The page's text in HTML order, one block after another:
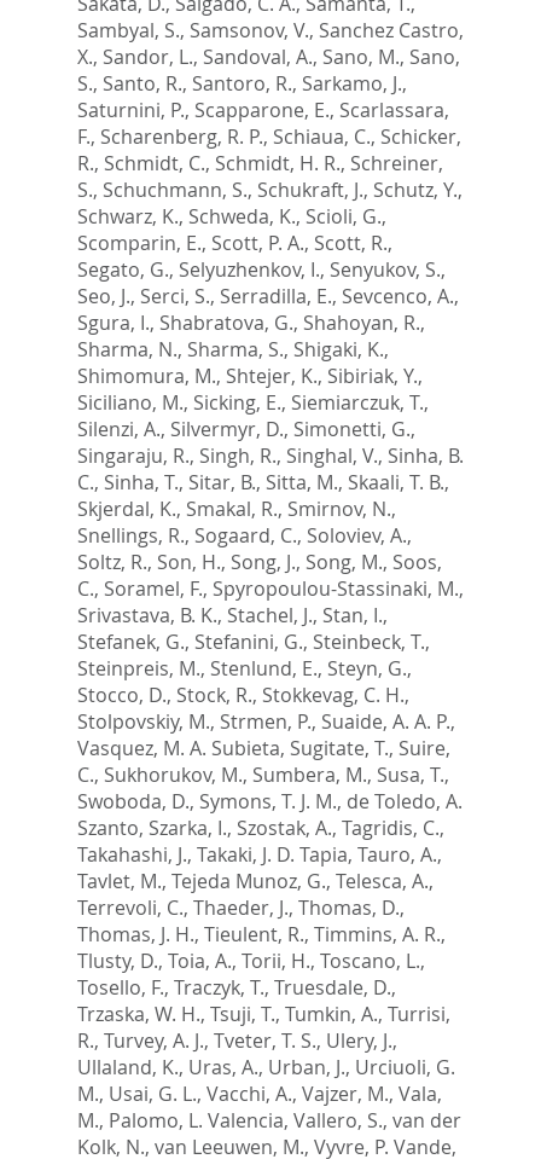
Sambyal, S., Samsonov, V., Sanchez Castro,
X., Sandor, L., Sandoval, A., Sano, M., Sano,
S., Santo, R., Santoro, R., Sarkamo, J.,
Saturnini, P., Scapparone, E., Scarlassara,
F., Scharenberg, R. P., Schiaua, C., Schicker,
R., Schmidt, C., Schmidt, H. R., Schreiner,
S., Schuchmann, S., Schukraft, J., Schutz, Y.,
Schwarz, K., Schweda, K., Scioli, G.,
Scomparin, E., Scott, P. A., Scott, R.,
Segato, G., Selyuzhenkov, I., Senyukov, S.,
Seo, J., Serci, S., Serradilla, E., Sevcenco, A.,
Sgura, I., Shabratova, G., Shahoyan, R.,
Sharma, N., Sharma, S., Shigaki, K.,
Shimomura, M., Shtejer, K., Sibiriak, Y.,
Siciliano, M., Sicking, E., Siemiarczuk, T.,
Silenzi, A., Silvermyr, D., Simonetti, G.,
Singaraju, R., Singh, R., Singhal, V., Sinha, B.
C., Sinha, T., Sitar, B., Sitta, M., Skaali, T. B.,
Skjerdal, K., Smakal, R., Smirnov, N.,
Snellings, R., Sogaard, C., Soloviev, A.,
Soltz, R., Son, H., Song, J., Song, M., Soos,
C., Soramel, F., Spyropoulou-Stassinaki, M.,
Srivastava, B. K., Stachel, J., Stan, I.,
Stefanek, G., Stefanini, G., Steinbeck, T.,
Steinpreis, M., Stenlund, E., Steyn, G.,
Stocco, D., Stock, R., Stokkevag, C. H.,
Stolpovskiy, M., Strmen, P., Suaide, A. A. P.,
Vasquez, M. A. Subieta, Sugitate, T., Suire,
C., Sukhorukov, M., Sumbera, M., Susa, T.,
Swoboda, D., Symons, T. J. M., de Toledo, A.
Szanto, Szarka, I., Szostak, A., Tagridis, C.,
Takahashi, J., Takaki, J. D. Tapia, Tauro, A.,
Tavlet, M., Tejeda Munoz, G., Telesca, A.,
Terrevoli, C., Thaeder, J., Thomas, D.,
Thomas, J. H., Tieulent, R., Timmins, A. R.,
Tlusty, D., Toia, A., Torii, H., Toscano, L.,
Tosello, F., Traczyk, T., Truesdale, D.,
Trzaska, W. H., Tsuji, T., Tumkin, A., Turrisi,
R., Turvey, A. J., Tveter, T. S., Ulery, J.,
Ullaland, K., Uras, A., Urban, J., Urciuoli, G.
M., Usai, G. L., Vacchi, A., Vajzer, M., Vala,
M., Palomo, L. Valencia, Vallero, S., van der
Kolk, N., van Leeuwen, M., Vyvre, P. Vande,